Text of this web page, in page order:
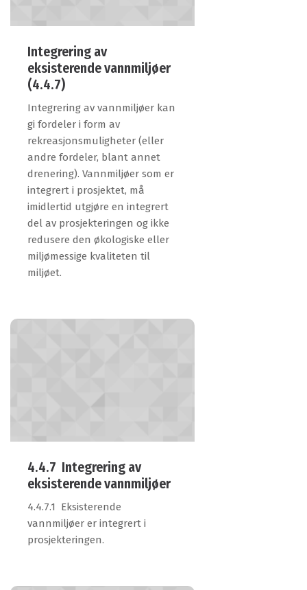
Integrering av
eksisterende vannmiljøer
(4.4.7)
Integrering av vannmiljøer kan
gi fordeler i form av
rekreasjonsmuligheter (eller
andre fordeler, blant annet
drenering). Vannmiljøer som er
integrert i prosjektet, må
imidlertid utgjøre en integrert
del av prosjekteringen og ikke
redusere den økologiske eller
miljømessige kvaliteten til
miljøet.
4.4.7 Integrering av
eksisterende vannmiljøer
4.4.7.1 Eksisterende
vannmiljøer er integrert i
prosjekteringen.